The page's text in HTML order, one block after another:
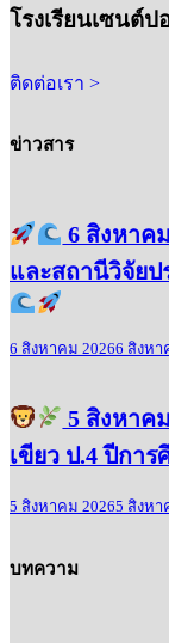
โรงเรียนเซนต์
ติดต่อเรา >
ข่าวสาร
6 สิงหาค
และสถานีวิจัยป
6 สิงหาคม 20266 สิงหา
5 สิงหาค
เขียว ป.4 ปีการ
5 สิงหาคม 20265 สิงหา
บทความ